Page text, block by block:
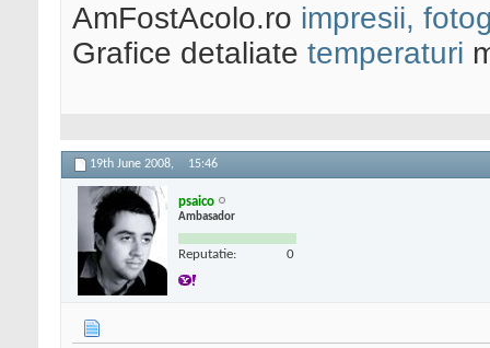
AmFostAcolo.ro impresii,
Grafice detaliate temperaturi
19th June 2008, 15:46
psaico
Ambasador
Reputatie: 0